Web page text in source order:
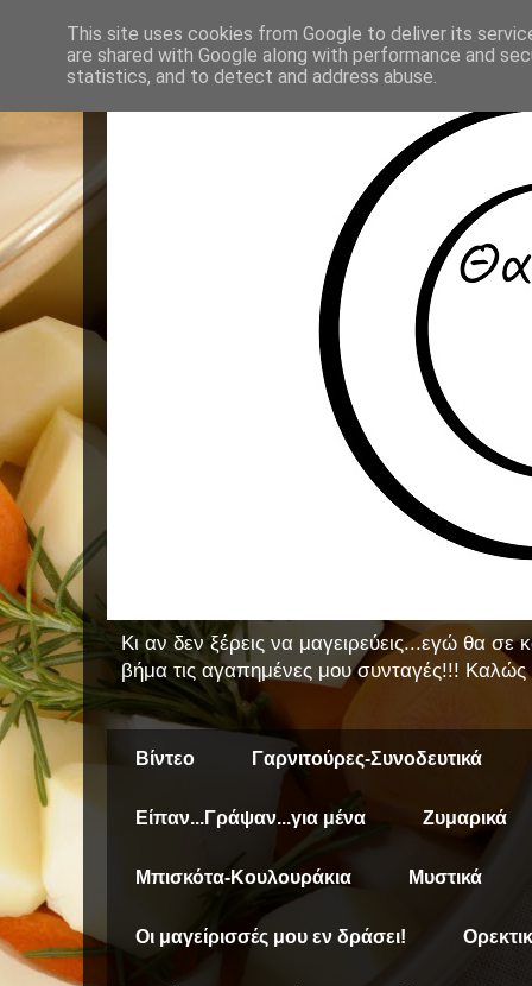
Κι αν δεν ξέρεις να μαγειρεύεις...εγώ θα
βήμα τις αγαπημένες μου συνταγές!!! Καλώς
Βίντεο Γαρνιτούρες-Συνοδευτικά
Είπαν...Γράψαν...για μένα Ζυμαρικά
Μπισκότα-Κουλουράκια Μυστικά
Οι μαγείρισσές μου εν δράσει!
This site uses cookies from Google to deliver its
are shared with Google along with performance and
statistics, and to detect and address abuse.